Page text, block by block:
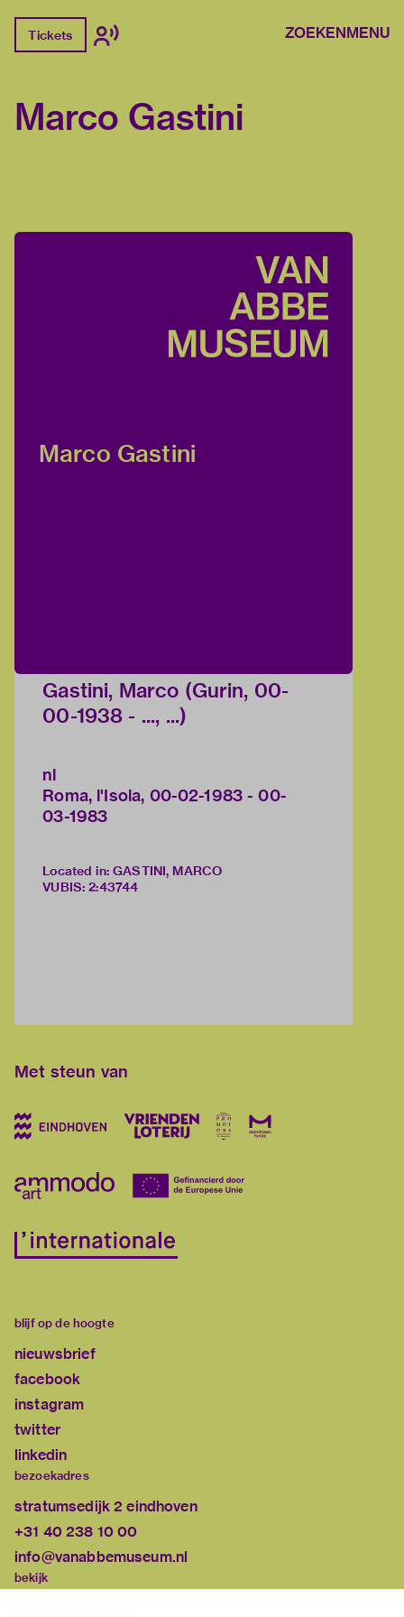
Tickets ZOEKENMENU
Marco Gastini
Marco Gastini
Gastini, Marco (Gurin, 00-
00-1938 - ..., ...)
nl
Roma, l'Isola, 00-02-1983 - 00-
03-1983
Located in: GASTINI, MARCO
VUBIS: 2:43744
Met steun van
blijf op de hoogte
nieuwsbrief
facebook
instagram
twitter
linkedin
bezoekadres
stratumsedijk 2 eindhoven
+31 40 238 10 00
info@vanabbemuseum.nl
bekijk